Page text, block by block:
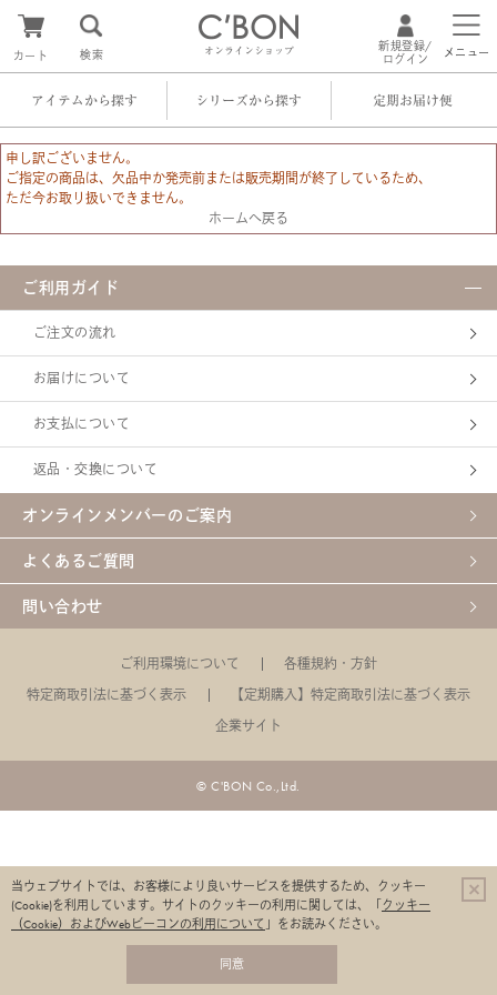
オンラインショップ
カート 検索
新規登録/
ログイン
メニュー
アイテムから探す シリーズから探す 定期お届け便
申し訳ございません。
ご指定の商品は、欠品中か発売前または販売期間が終了しているため、
ただ今お取り扱いできません。
ホームへ戻る
ご利用ガイド
ご注文の流れ
お届けについて
お支払について
返品・交換について
オンラインメンバーのご案内
よくあるご質問
問い合わせ
ご利用環境について
各種規約・方針
特定商取引法に基づく表示
【定期購入】特定商取引法に基づく表示
企業サイト
© C'BON Co.,Ltd.
当ウェブサイトでは、お客様により良いサービスを提供するため、クッキー
(Cookie)を利用しています。 サイトのクッキーの利用に関しては、「 クッキー
（Cookie）およびWebビーコンの利用について 」をお読みください。
同意